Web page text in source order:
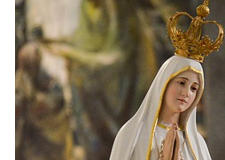
Action
Blog
Médiathèque